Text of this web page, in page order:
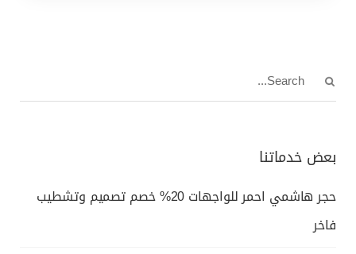
بعض خدماتنا
حجر هاشمي احمر للواجهات 20% خصم تصميم وتشطيب
فاخر